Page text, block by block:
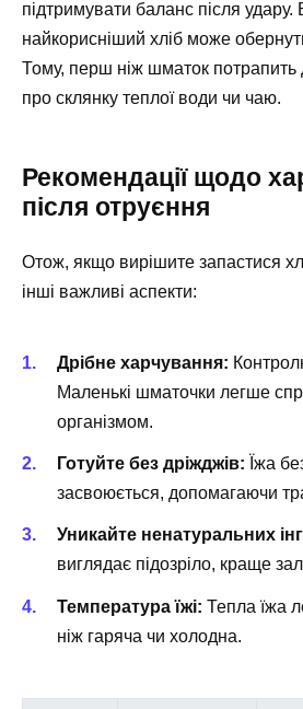
підтримувати баланс після удару.
найкорисніший хліб може
Тому, перш ніж шматок потрапить
про склянку теплої води чи чаю.
Рекомендації щодо
після отруєння
Отож, якщо вирішите запастися
інші важливі аспекти:
Дрібне харчування:
Маленькі шматочки легше
організмом.
Готуйте без дріжджів: Їжа
засвоюється, допомагаючи
Уникайте ненатуральних
виглядає підозріло, краще
Температура їжі: Тепла їжа
ніж гаряча чи холодна.